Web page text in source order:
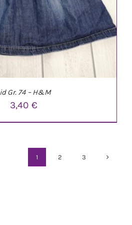
Gr. 74 – H&M
3,40€
1 2 3